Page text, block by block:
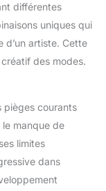
différentes
uniques qui
d’un artiste. Cette
des modes.
pièges courants
le manque de
limites
dans